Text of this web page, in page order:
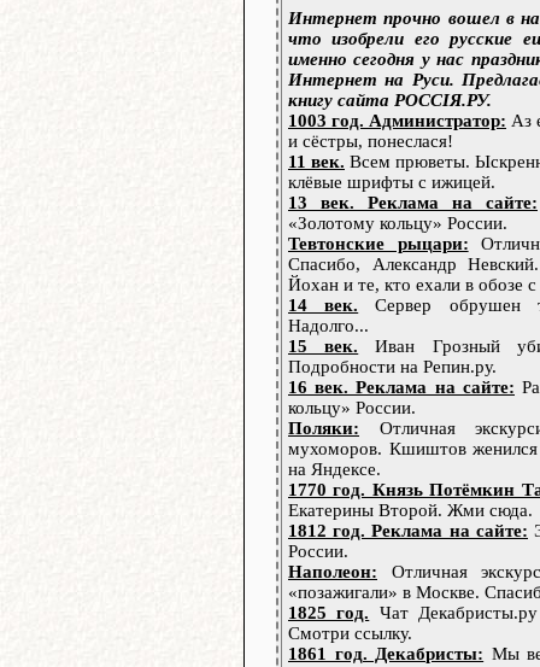
Интернет прочно вошел в
что изобрели его русские
именно сегодня у нас
Интернет на Руси.
книгу сайта РОССIЯ.РУ.
1003 год. Администратор: Аз
и сёстры, понеслася!
11 век. Всем прюветы.
клёвые шрифты с ижицей.
13 век. Реклама на сайте:
«Золотому кольцу» России.
Тевтонские рыцари:
Спасибо, Александр
Йохан и те, кто ехали в обозе
14 век. Сервер обрушен
Надолго...
15 век. Иван Грозный
Подробности на Репин.ру.
16 век. Реклама на сайте:
кольцу» России.
Поляки: Отличная
мухоморов. Кшиштов
на Яндексе.
1770 год. Князь Потёмкин
Екатерины Второй. Жми сюда.
1812 год. Реклама на сайте:
России.
Наполеон: Отличная
«позажигали» в Москве.
1825 год. Чат
Смотри ссылку.
1861 год. Декабристы: Мы